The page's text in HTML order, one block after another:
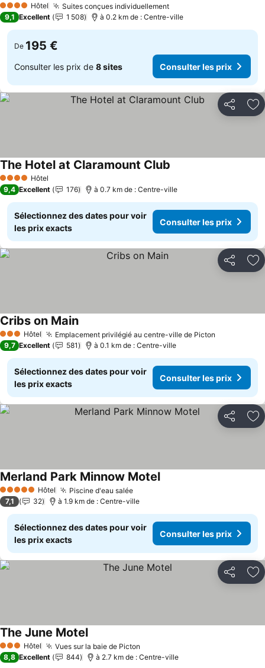
4 Étoiles Hôtel Suites conçues individuellementConsulter les prix
9,1 Excellent 1 508 à 0.2 km de : Centre-ville
De 195 €
Consulter les prix de 8 sites Consulter les prix
Partager
4 Étoiles Hôtel
The Hotel at Claramount Club
9,4 Excellent 176 à 0.7 km de : Centre-ville
Sélectionnez des dates pour voir
les prix exacts
Consulter les prix
Partager
3 ÉtoilesHôtel Emplacement privilégié au centre-ville de Picton
Cribs on MainConsulter les prix
9,7 Excellent 581 à 0.1 km de : Centre-ville
Sélectionnez des dates pour voir
les prix exacts
Consulter les prix
Partager
5 Étoiles Hôtel Piscine d'eau saléeConsulter les prix
Merland Park Minnow MotelConsulter les prix
7,1 32 à 1.9 km de : Centre-ville
Sélectionnez des dates pour voir
les prix exacts
Consulter les prix
Partager
3 ÉtoilesHôtel Vues sur la baie de Picton
The June MotelConsulter les prix
8,8 Excellent 844 à 2.7 km de : Centre-ville